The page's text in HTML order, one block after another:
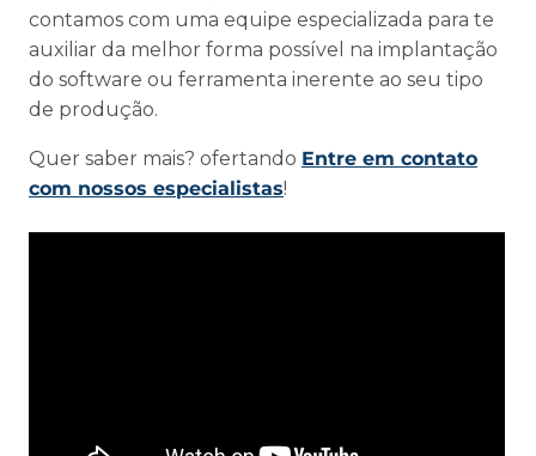
contamos com uma equipe especializada para te
auxiliar da melhor forma possível na implantação
do software ou ferramenta inerente ao seu tipo
de produção.
Quer saber mais? ofertando Entre em contato
com nossos especialistas!